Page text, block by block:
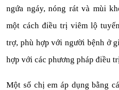
ngứa ngáy, nóng rát và mùi
một cách điều trị viêm lộ
trợ, phù hợp với người bệnh ở
hợp với các phương pháp điều
Một số chị em áp dụng bằng